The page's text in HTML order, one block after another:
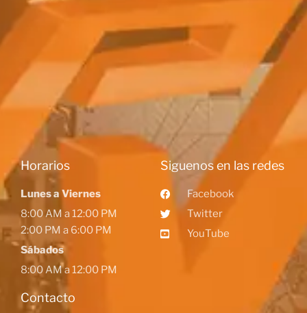
Horarios
Lunes a Viernes
8:00 AM a 12:00 PM
2:00 PM a 6:00 PM
Sábados
8:00 AM a 12:00 PM
Contacto
Siguenos en las redes
Facebook
Twitter
YouTube